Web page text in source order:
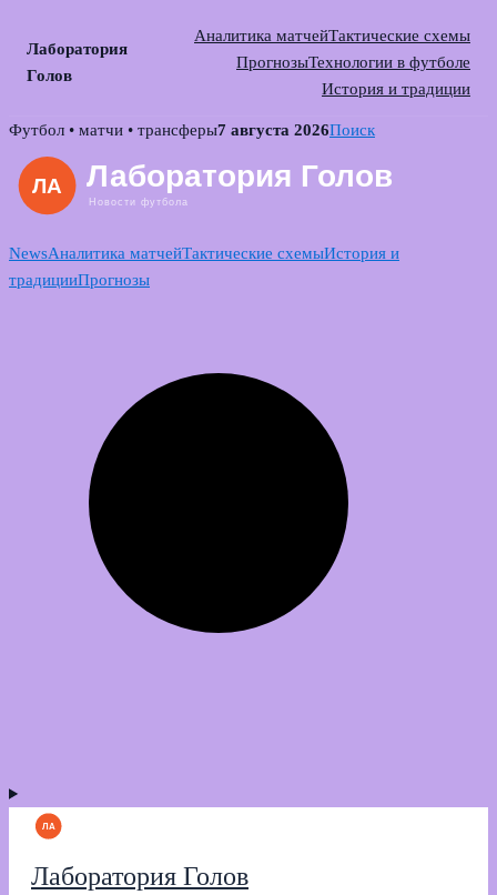
Лаборатория
Голов
Аналитика матчейТактические схемы
ПрогнозыТехнологии в футболе
История и традиции
Skip
content
Футбол • матчи • трансферы7 августа 2026Поиск
NewsАналитика матчейТактические схемыИстория и
традицииПрогнозы
Лаборатория Голов